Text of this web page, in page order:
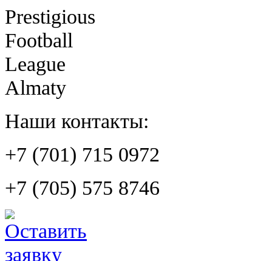
Prestigious
Football
League
Almaty
Наши контакты:
+7 (701) 715 0972
+7 (705) 575 8746